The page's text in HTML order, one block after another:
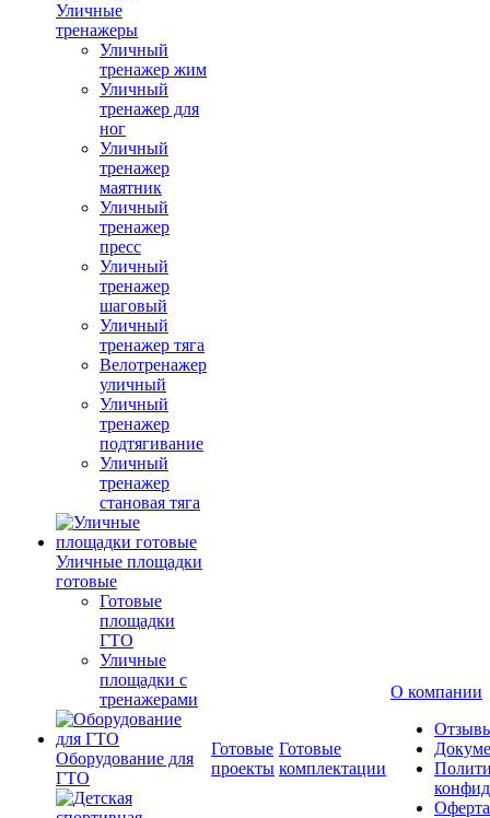
Уличные
тренажеры
Уличный
тренажер жим
Уличный
тренажер для
ног
Уличный
тренажер
маятник
Уличный
тренажер
пресс
Уличный
тренажер
шаговый
Уличный
тренажер тяга
Велотренажер
уличный
Уличный
тренажер
подтягивание
Уличный
тренажер
становая тяга
Уличные площадки
готовые
Готовые
площадки
ГТО
Уличные
площадки с
тренажерами
Оборудование для
ГТО
Готовые
проекты
Готовые
комплектации
О компании
Оферта